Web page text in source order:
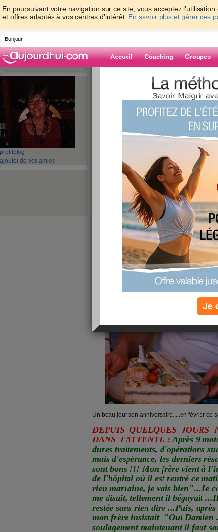
En poursuivant votre navigation sur ce site, vous acceptez
et offres adaptés à vos centres d'intérêt. En savoir plus et gérer ces
Bonjour !
Accueil Coaching Groupes
profil blog
ajouter de vos amies
> >
Blog de
OUFFFFFFFFFf
Un beau jour son anniversaire.....en février ce
DEPUIS QUELQUES JOURS
DANS l'ATTENTE :Après 9
dures traitements, d'opérations
mais d'espérance, les derniers
sont bons !!! Mon frère vient à
de l'hôpital où il est rentré ce
rien marraine, je vais bien"...Je
me disait, tellement il bégayait
restée sans rien dire ...Puis,
mon frère insistait "Oui Damien
soulagement maintenant il faut
Je